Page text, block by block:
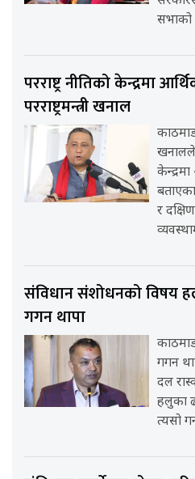
सभाको
परराष्ट्र नीतिको केन्द्रमा
परराष्ट्रमन्त्री खनाल
खनालले
र
संविधान संशोधनको विषय
गगन थापा
गगन
दल
हलुका
त्यसो